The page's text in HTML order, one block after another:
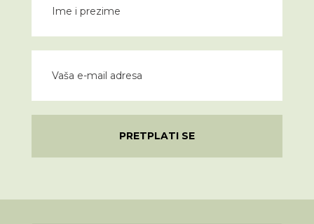
PRETPLATI SE